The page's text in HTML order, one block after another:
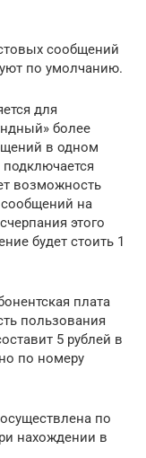
сообщений
по умолчанию.
для
более
в одном
возможность
сообщений на
этого
будет стоить 1
плата
пользования
5 рублей в
по номеру
по
нахождении в